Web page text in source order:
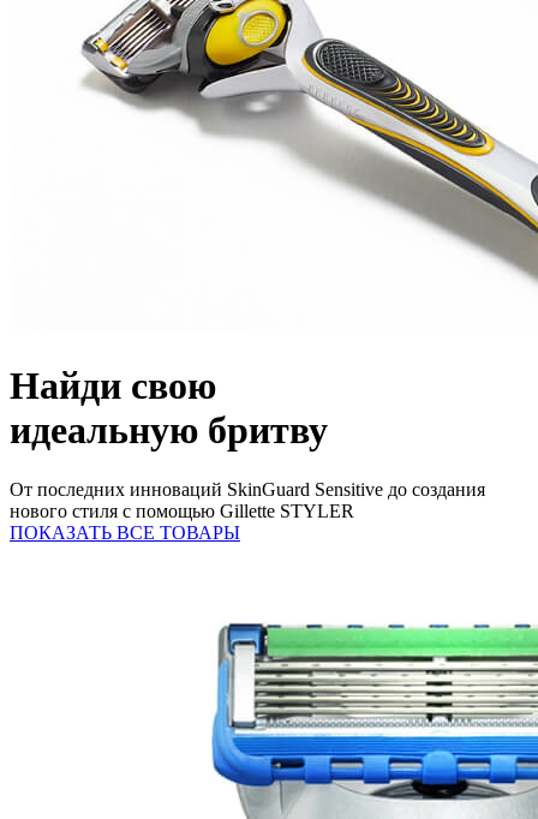
Найди свою
идеальную бритву
От последних инноваций SkinGuard Sensitive до создания
нового стиля с помощью Gillette STYLER
ПОКАЗАТЬ ВСЕ ТОВАРЫ